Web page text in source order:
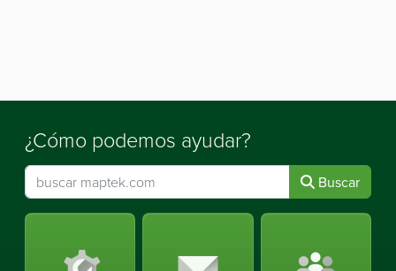
¿Cómo podemos ayudar?
Buscar